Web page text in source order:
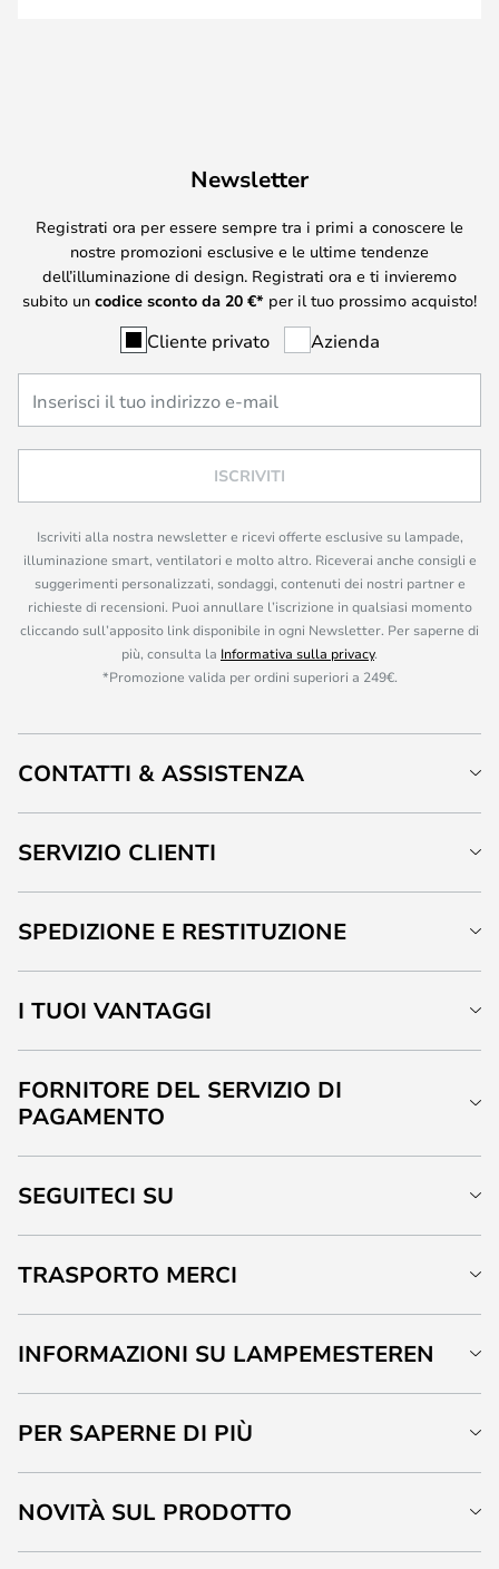
Newsletter
Registrati ora per essere sempre tra i primi a conoscere le
nostre promozioni esclusive e le ultime tendenze
dell’illuminazione di design. Registrati ora e ti invieremo
subito un codice sconto da 20 €* per il tuo prossimo acquisto!
Cliente privato Azienda
ISCRIVITI
Iscriviti alla nostra newsletter e ricevi offerte esclusive su lampade,
illuminazione smart, ventilatori e molto altro. Riceverai anche consigli e
suggerimenti personalizzati, sondaggi, contenuti dei nostri partner e
richieste di recensioni. Puoi annullare l’iscrizione in qualsiasi momento
cliccando sull’apposito link disponibile in ogni Newsletter. Per saperne di
più, consulta la Informativa sulla privacy.
*Promozione valida per ordini superiori a 249€.
CONTATTI & ASSISTENZA
SERVIZIO CLIENTI
SPEDIZIONE E RESTITUZIONE
I TUOI VANTAGGI
FORNITORE DEL SERVIZIO DI
PAGAMENTO
SEGUITECI SU
TRASPORTO MERCI
INFORMAZIONI SU LAMPEMESTEREN
PER SAPERNE DI PIÙ
NOVITÀ SUL PRODOTTO